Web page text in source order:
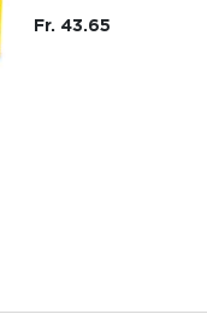
Fr. 43.65